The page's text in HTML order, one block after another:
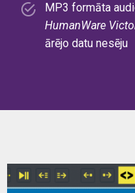
MP3 formāta
HumanWare
ārējo datu nesēju